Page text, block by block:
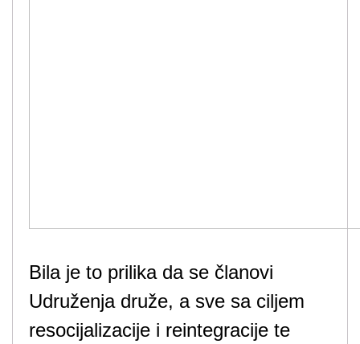
Bila je to prilika da se članovi
Udruženja druže, a sve sa ciljem
resocijalizacije i reintegracije te